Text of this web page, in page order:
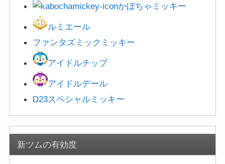
かぼちゃミッキー
ルミエール
ファンタズミックミッキー
アイドルチップ
アイドルデール
D23スペシャルミッキー
新ツムの有効度